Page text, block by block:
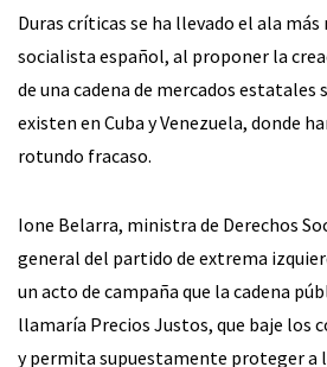
Duras críticas se ha llevado el ala
socialista español, al proponer la
de una cadena de mercados estatales
existen en Cuba y Venezuela, donde
rotundo fracaso.
Ione Belarra, ministra de Derechos
general del partido de extrema
un acto de campaña que la cadena
llamaría Precios Justos, que baje los
y permita supuestamente proteger a